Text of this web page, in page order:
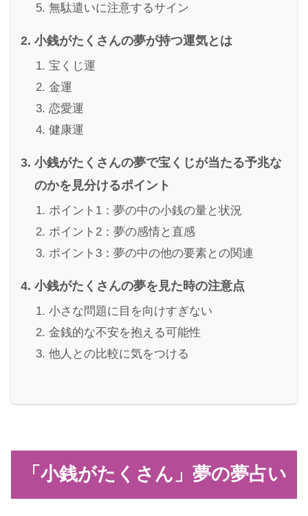
無駄遣いに注意するサイン
小銭がたくさんの夢が持つ運気とは
宝くじ運
金運
恋愛運
健康運
小銭がたくさんの夢で宝くじが当たる予兆な
のかを見分けるポイント
ポイント1：夢の中の小銭の量と状況
ポイント2：夢の感情と直感
ポイント3：夢の中の他の要素との関連
小銭がたくさんの夢を見た時の注意点
小さな問題に目を向けすぎない
金銭的な不安を抱える可能性
他人との比較に気をつける
「小銭がたくさん」夢の夢占い